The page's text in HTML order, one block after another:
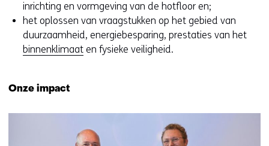
inrichting en vormgeving van de hotfloor en;
het oplossen van vraagstukken op het gebied van
duurzaamheid, energiebesparing, prestaties van het
binnenklimaat en fysieke veiligheid.
Onze impact